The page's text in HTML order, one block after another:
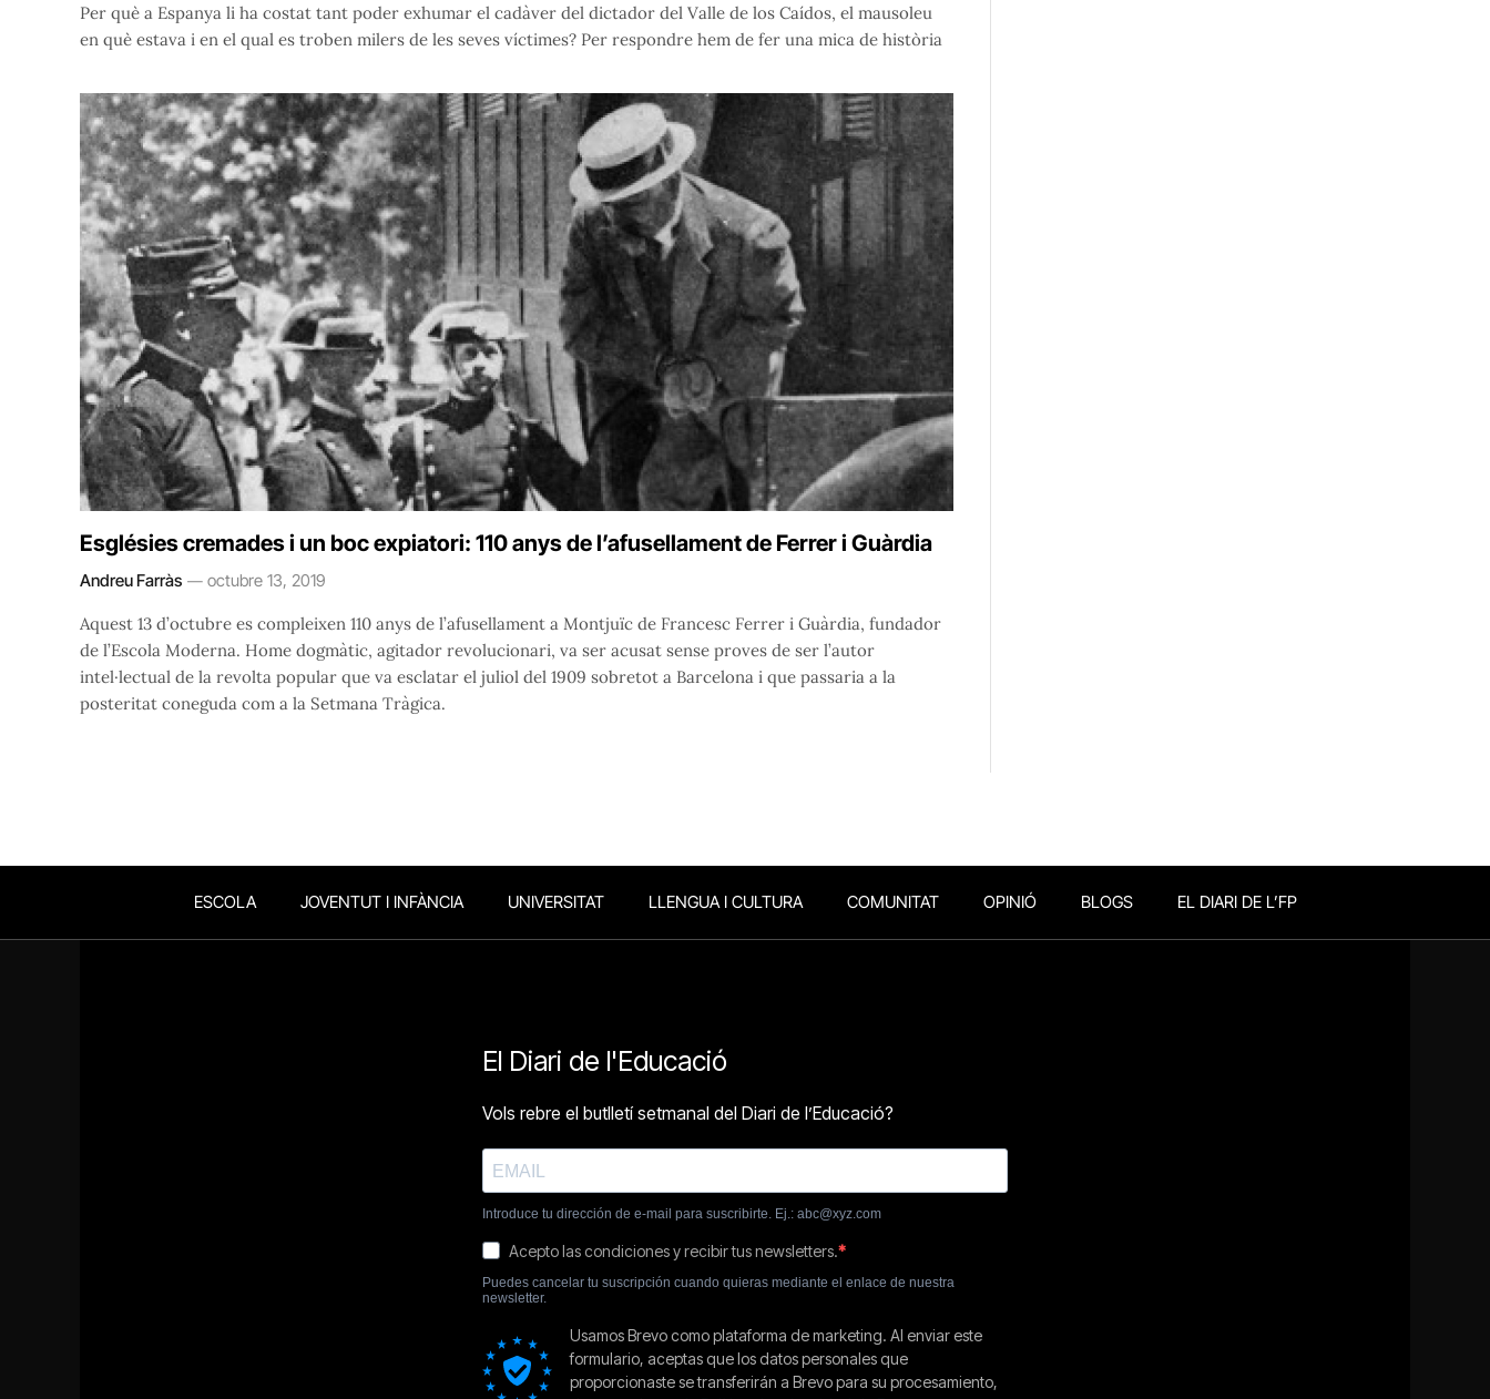
Per què a Espanya li ha costat tant poder exhumar el cadàver del dictador del Valle de los Caídos, el mausoleu
en què estava i en el qual es troben milers de les seves víctimes? Per respondre hem de fer una mica de història
Esglésies cremades i un boc expiatori: 110 anys de l’afusellament de Ferrer i Guàrdia
Andreu Farràs octubre 13, 2019
Aquest 13 d’octubre es compleixen 110 anys de l’afusellament a Montjuïc de Francesc Ferrer i Guàrdia, fundador
de l’Escola Moderna. Home dogmàtic, agitador revolucionari, va ser acusat sense proves de ser l’autor
intel·lectual de la revolta popular que va esclatar el juliol del 1909 sobretot a Barcelona i que passaria a la
posteritat coneguda com a la Setmana Tràgica.
ESCOLA JOVENTUT I INFÀNCIA UNIVERSITAT LLENGUA I CULTURA COMUNITAT OPINIÓ BLOGS EL DIARI DE L’FP